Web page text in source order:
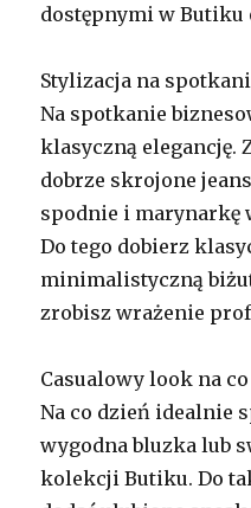
dostępnymi w Butiku
Stylizacja na
Na spotkanie
klasyczną elegancję.
dobrze skrojone
spodnie i marynarkę
Do tego dobierz
minimalistyczną
zrobisz wrażenie
Casualowy look na
Na co dzień idealnie
wygodna bluzka lub
kolekcji Butiku. Do